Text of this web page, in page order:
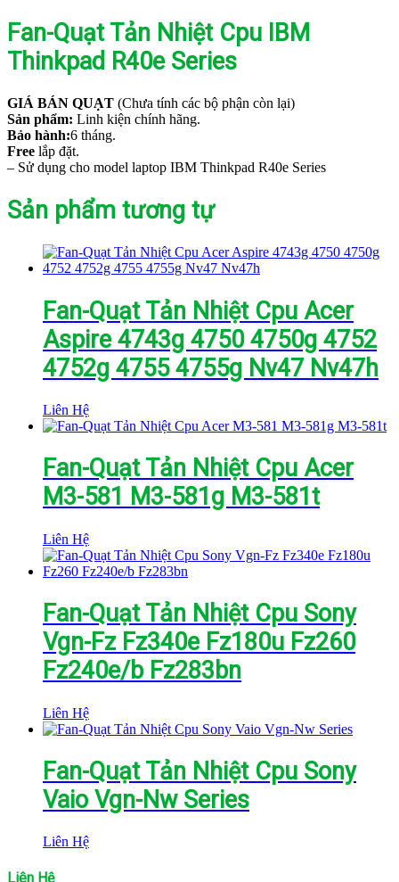
Fan-Quạt Tản Nhiệt Cpu IBM
Thinkpad R40e Series
GIÁ BÁN QUẠT (Chưa tính các bộ phận còn lại)
Sản phẩm: Linh kiện chính hãng.
Bảo hành:6 tháng.
Free lắp đặt.
– Sử dụng cho model laptop IBM Thinkpad R40e Series
Sản phẩm tương tự
Fan-Quạt Tản Nhiệt Cpu Acer
Aspire 4743g 4750 4750g 4752
4752g 4755 4755g Nv47 Nv47h
Liên Hệ
Fan-Quạt Tản Nhiệt Cpu Acer
M3-581 M3-581g M3-581t
Liên Hệ
Fan-Quạt Tản Nhiệt Cpu Sony
Vgn-Fz Fz340e Fz180u Fz260
Fz240e/b Fz283bn
Liên Hệ
Fan-Quạt Tản Nhiệt Cpu Sony
Vaio Vgn-Nw Series
Liên Hệ
Liên Hệ